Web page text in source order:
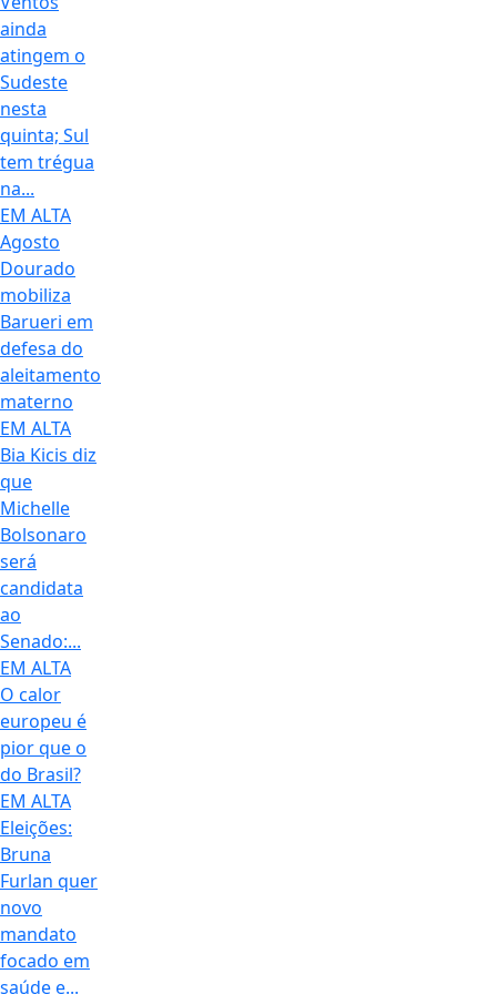
ainda
atingem o
Sudeste
nesta
quinta; Sul
tem trégua
na...
EM ALTA
Agosto
Dourado
mobiliza
Barueri em
defesa do
aleitamento
materno
EM ALTA
Bia Kicis diz
que
Michelle
Bolsonaro
será
candidata
ao
Senado:...
EM ALTA
O calor
europeu é
pior que o
do Brasil?
EM ALTA
Eleições:
Bruna
Furlan quer
novo
mandato
focado em
saúde e...